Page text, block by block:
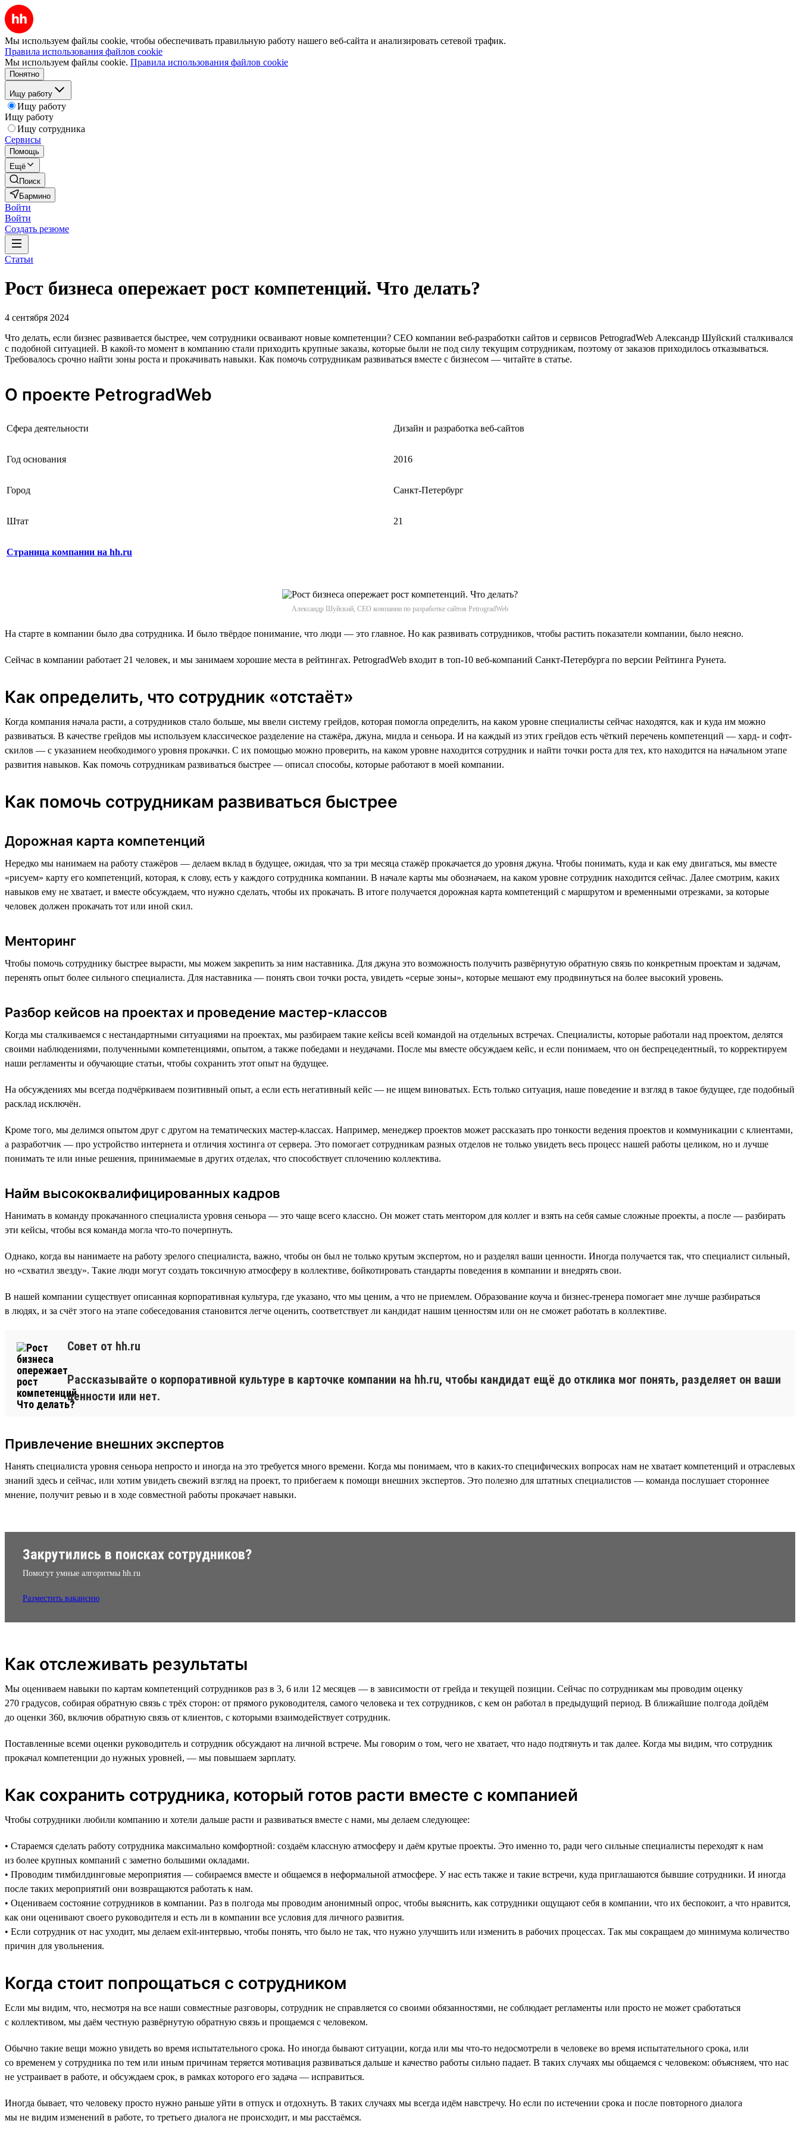
Мы используем файлы cookie, чтобы обеспечивать правильную работу нашего веб-сайта и анализировать сетевой трафик.
Правила использования файлов cookie
Мы используем файлы cookie. Правила использования файлов cookie
Понятно
Ищу работу
Ищу работу
Ищу работу
Ищу сотрудника
Сервисы
Помощь
Ещё
Поиск
Бармино
Войти
Войти
Создать резюме
Статьи
Рост бизнеса опережает рост компетенций. Что делать?
4 сентября 2024
Что делать, если бизнес развивается быстрее, чем сотрудники осваивают новые компетенции? CEO компании веб-разработки сайтов и сервисов PetrogradWeb Александр Шуйский сталкивался
с подобной ситуацией. В какой-то момент в компанию стали приходить крупные заказы, которые были не под силу текущим сотрудникам, поэтому от заказов приходилось отказываться.
Требовалось срочно найти зоны роста и прокачивать навыки. Как помочь сотрудникам развиваться вместе с бизнесом — читайте в статье.
О проекте PetrogradWeb
Сфера деятельности Дизайн и разработка веб-сайтов
Год основания 2016
Город Санкт-Петербург
Штат 21
Страница компании на hh.ru
Александр Шуйский, CEO компании по разработке сайтов PetrogradWeb
На старте в компании было два сотрудника. И было твёрдое понимание, что люди — это главное. Но как развивать сотрудников, чтобы растить показатели компании, было неясно.
Сейчас в компании работает 21 человек, и мы занимаем хорошие места в рейтингах. PetrogradWeb входит в топ-10 веб-компаний Санкт-Петербурга по версии Рейтинга Рунета.
Как определить, что сотрудник «‎отстаёт»‎
Когда компания начала расти, а сотрудников стало больше, мы ввели систему грейдов, которая помогла определить, на каком уровне специалисты сейчас находятся, как и куда им можно
развиваться. В качестве грейдов мы используем классическое разделение на стажёра, джуна, мидла и сеньора. И на каждый из этих грейдов есть чёткий перечень компетенций — хард- и софт-
скилов — с указанием необходимого уровня прокачки. С их помощью можно проверить, на каком уровне находится сотрудник и найти точки роста для тех, кто находится на начальном этапе
развития навыков. Как помочь сотрудникам развиваться быстрее — описал способы, которые работают в моей компании.
Как помочь сотрудникам развиваться быстрее
Дорожная карта компетенций
Нередко мы нанимаем на работу стажёров — делаем вклад в будущее, ожидая, что за три месяца стажёр прокачается до уровня джуна. Чтобы понимать, куда и как ему двигаться, мы вместе
«рисуем»‎ карту его компетенций, которая, к слову, есть у каждого сотрудника компании. В начале карты мы обозначаем, на каком уровне сотрудник находится сейчас. Далее смотрим, каких
навыков ему не хватает, и вместе обсуждаем, что нужно сделать, чтобы их прокачать. В итоге получается дорожная карта компетенций с маршрутом и временными отрезками, за которые
человек должен прокачать тот или иной скил.
Менторинг
Чтобы помочь сотруднику быстрее вырасти, мы можем закрепить за ним наставника. Для джуна это возможность получить развёрнутую обратную связь по конкретным проектам и задачам,
перенять опыт более сильного специалиста. Для наставника — понять свои точки роста, увидеть «‎серые зоны»‎, которые мешают ему продвинуться на более высокий уровень.
Разбор кейсов на проектах и проведение мастер-классов
Когда мы сталкиваемся с нестандартными ситуациями на проектах, мы разбираем такие кейсы всей командой на отдельных встречах. Специалисты, которые работали над проектом, делятся
своими наблюдениями, полученными компетенциями, опытом, а также победами и неудачами. После мы вместе обсуждаем кейс, и если понимаем, что он беспрецедентный, то корректируем
наши регламенты и обучающие статьи, чтобы сохранить этот опыт на будущее.
На обсуждениях мы всегда подчёркиваем позитивный опыт, а если есть негативный кейс — не ищем виноватых. Есть только ситуация, наше поведение и взгляд в такое будущее, где подобный
расклад исключён.
Кроме того, мы делимся опытом друг с другом на тематических мастер-классах. Например, менеджер проектов может рассказать про тонкости ведения проектов и коммуникации с клиентами,
а разработчик — про устройство интернета и отличия хостинга от сервера. Это помогает сотрудникам разных отделов не только увидеть весь процесс нашей работы целиком, но и лучше
понимать те или иные решения, принимаемые в других отделах, что способствует сплочению коллектива.
Найм высококвалифицированных кадров
Нанимать в команду прокачанного специалиста уровня сеньора — это чаще всего классно. Он может стать ментором для коллег и взять на себя самые сложные проекты, а после — разбирать
эти кейсы, чтобы вся команда могла что-то почерпнуть.
Однако, когда вы нанимаете на работу зрелого специалиста, важно, чтобы он был не только крутым экспертом, но и разделял ваши ценности. Иногда получается так, что специалист сильный,
но «схватил звезду»‎. Такие люди могут создать токсичную атмосферу в коллективе, бойкотировать стандарты поведения в компании и внедрять свои.
В нашей компании существует описанная корпоративная культура, где указано, что мы ценим, а что не приемлем. Образование коуча и бизнес-тренера помогает мне лучше разбираться
в людях, и за счёт этого на этапе собеседования становится легче оценить, соответствует ли кандидат нашим ценностям или он не сможет работать в коллективе.
Совет от hh.ru
Рассказывайте о корпоративной культуре в карточке компании на hh.ru, чтобы кандидат ещё до отклика мог понять, разделяет он ваши
ценности или нет.
Привлечение внешних экспертов
Нанять специалиста уровня сеньора непросто и иногда на это требуется много времени. Когда мы понимаем, что в каких-то специфических вопросах нам не хватает компетенций и отраслевых
знаний здесь и сейчас, или хотим увидеть свежий взгляд на проект, то прибегаем к помощи внешних экспертов. Это полезно для штатных специалистов — команда послушает стороннее
мнение, получит ревью и в ходе совместной работы прокачает навыки.
Закрутились в поисках сотрудников?
Помогут умные алгоритмы hh.ru
Разместить вакансию
Как отслеживать результаты
Мы оцениваем навыки по картам компетенций сотрудников раз в 3, 6 или 12 месяцев — в зависимости от грейда и текущей позиции. Сейчас по сотрудникам мы проводим оценку
270 градусов, собирая обратную связь с трёх сторон: от прямого руководителя, самого человека и тех сотрудников, с кем он работал в предыдущий период. В ближайшие полгода дойдём
до оценки 360, включив обратную связь от клиентов, с которыми взаимодействует сотрудник.
Поставленные всеми оценки руководитель и сотрудник обсуждают на личной встрече. Мы говорим о том, чего не хватает, что надо подтянуть и так далее. Когда мы видим, что сотрудник
прокачал компетенции до нужных уровней, — мы повышаем зарплату.
Как сохранить сотрудника, который готов расти вместе с компанией
Чтобы сотрудники любили компанию и хотели дальше расти и развиваться вместе с нами, мы делаем следующее:
• Стараемся сделать работу сотрудника максимально комфортной: создаём классную атмосферу и даём крутые проекты. Это именно то, ради чего сильные специалисты переходят к нам
из более крупных компаний с заметно большими окладами.
• Проводим тимбилдинговые мероприятия — собираемся вместе и общаемся в неформальной атмосфере. У нас есть также и такие встречи, куда приглашаются бывшие сотрудники. И иногда
после таких мероприятий они возвращаются работать к нам.
• Оцениваем состояние сотрудников в компании. Раз в полгода мы проводим анонимный опрос, чтобы выяснить, как сотрудники ощущают себя в компании, что их беспокоит, а что нравится,
как они оценивают своего руководителя и есть ли в компании все условия для личного развития.
• Если сотрудник от нас уходит, мы делаем exit-интервью, чтобы понять, что было не так, что нужно улучшить или изменить в рабочих процессах. Так мы сокращаем до минимума количество
причин для увольнения.
Когда стоит попрощаться с сотрудником
Если мы видим, что, несмотря на все наши совместные разговоры, сотрудник не справляется со своими обязанностями, не соблюдает регламенты или просто не может сработаться
с коллективом, мы даём честную развёрнутую обратную связь и прощаемся с человеком.
Обычно такие вещи можно увидеть во время испытательного срока. Но иногда бывают ситуации, когда или мы что-то недосмотрели в человеке во время испытательного срока, или
со временем у сотрудника по тем или иным причинам теряется мотивация развиваться дальше и качество работы сильно падает. В таких случаях мы общаемся с человеком: объясняем, что нас
не устраивает в работе, и обсуждаем срок, в рамках которого его задача — исправиться.
Иногда бывает, что человеку просто нужно раньше уйти в отпуск и отдохнуть. В таких случаях мы всегда идём навстречу. Но если по истечении срока и после повторного диалога
мы не видим изменений в работе, то третьего диалога не происходит, и мы расстаёмся.